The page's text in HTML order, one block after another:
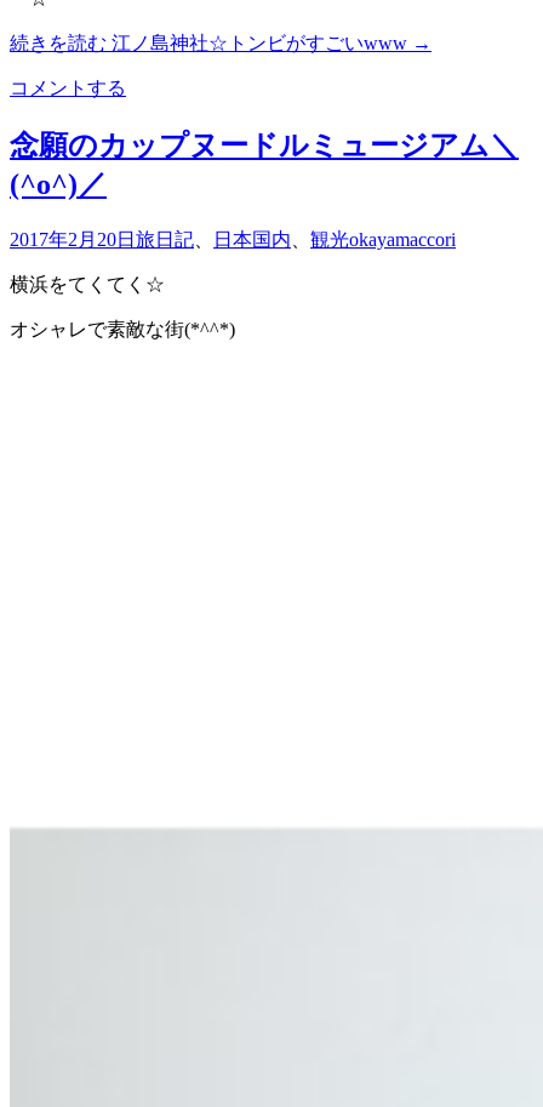
続きを読む 江ノ島神社☆トンビがすごいwww →
コメントする
念願のカップヌードルミュージアム＼
(^o^)／
2017年2月20日 旅日記 日本国内 観光okayamaccori
横浜をてくてく☆
オシャレで素敵な街(*^^*)